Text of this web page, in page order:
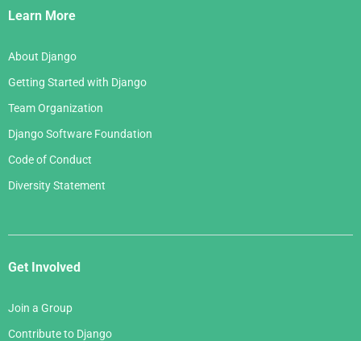
Links
Learn More
About Django
Getting Started with Django
Team Organization
Django Software Foundation
Code of Conduct
Diversity Statement
Get Involved
Join a Group
Contribute to Django